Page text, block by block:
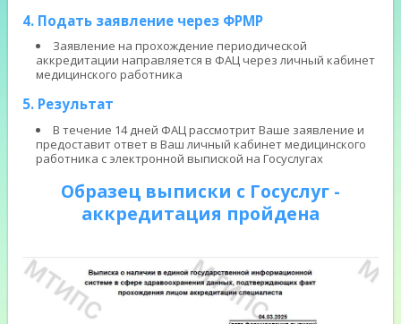
4. Подать заявление через ФРМР
Заявление на прохождение периодической
аккредитации направляется в ФАЦ через личный кабинет
медицинского работника
5. Результат
В течение 14 дней ФАЦ рассмотрит Ваше заявление и
предоставит ответ в Ваш личный кабинет медицинского
работника с электронной выпиской на Госуслугах
Образец выписки с Госуслуг -
аккредитация пройдена